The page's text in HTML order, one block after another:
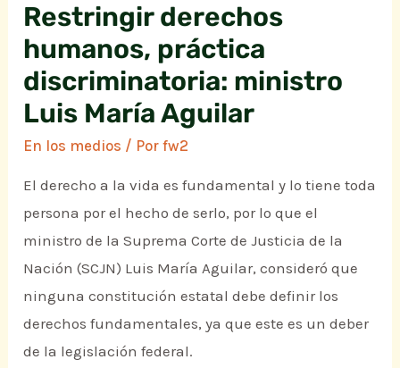
Restringir derechos
humanos, práctica
discriminatoria: ministro
Luis María Aguilar
En los medios / Porfw2
El derecho a la vida es fundamental y lo tiene toda
persona por el hecho de serlo, por lo que el
ministro de la Suprema Corte de Justicia de la
Nación (SCJN) Luis María Aguilar, consideró que
ninguna constitución estatal debe definir los
derechos fundamentales, ya que este es un deber
de la legislación federal.